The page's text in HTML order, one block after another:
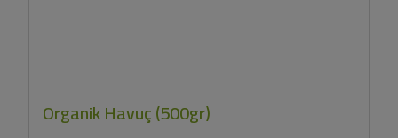
Organik Havuç (500gr)